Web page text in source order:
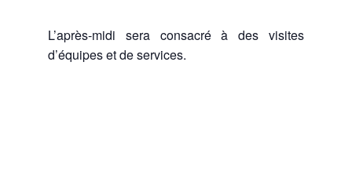
L’après-midi sera consacré à des visites
d’équipes et de services.